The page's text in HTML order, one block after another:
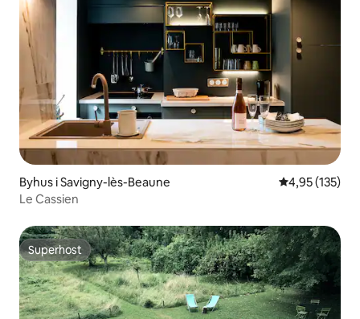
Byhus i Savigny-lès-Beaune 4,95 ud af 5 i
4,95 (135)
Le Cassien
Superhost
Superhost